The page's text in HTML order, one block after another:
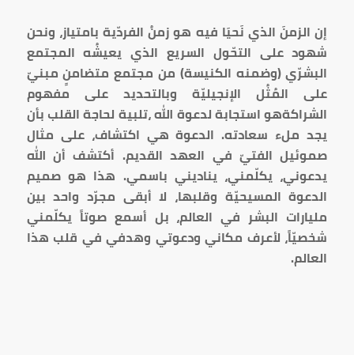
إن الزمنَ الذي نَحيَا فيه هو زمنُ الفردّية بامتياز، ونحن
شهود على التحّول السريع الذي يعيشُه المجتمع
البشرّي (وضمنه الكنيسة) من مجتمع متضامنٍ مبنيّ
على المُثُل الإنجيليّة وبالتحديد على مفهوم
الشراكةهو استجابة لدعوة الله ،تلبية لحاجة القلب بأن
يجد ملء سعادته. الدعوة هي اكتشاف، على مثال
صموئيل الفتيّ في العهد القديم. أكتشف أن الله
يدعوني، يكلّمني، يناديني باسمي. هذا هو صميم
الدعوة المسيحيّة وقلبها، لا أبقى مجرّد واحد بين
مليارات البشر في العالم، بل أسمع صوتاً يكلّمني
شخصيّاً، لأعرف مكاني ودعوتي وهدفي في قلب هذا
العالم.